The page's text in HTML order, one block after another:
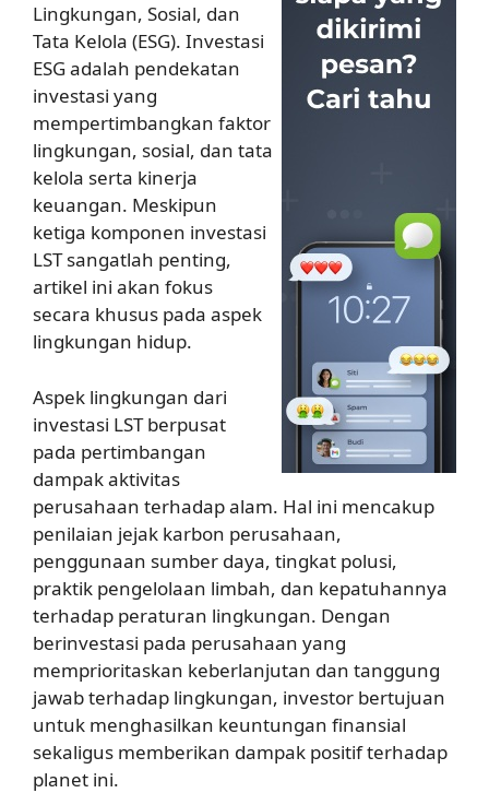
Lingkungan, Sosial, dan
Tata Kelola (ESG). Investasi
ESG adalah pendekatan
investasi yang
mempertimbangkan faktor
lingkungan, sosial, dan tata
kelola serta kinerja
keuangan. Meskipun
ketiga komponen investasi
LST sangatlah penting,
artikel ini akan fokus
secara khusus pada aspek
lingkungan hidup.
Aspek lingkungan dari
investasi LST berpusat
pada pertimbangan
dampak aktivitas
perusahaan terhadap alam. Hal ini mencakup
penilaian jejak karbon perusahaan,
penggunaan sumber daya, tingkat polusi,
praktik pengelolaan limbah, dan kepatuhannya
terhadap peraturan lingkungan. Dengan
berinvestasi pada perusahaan yang
memprioritaskan keberlanjutan dan tanggung
jawab terhadap lingkungan, investor bertujuan
untuk menghasilkan keuntungan finansial
sekaligus memberikan dampak positif terhadap
planet ini.